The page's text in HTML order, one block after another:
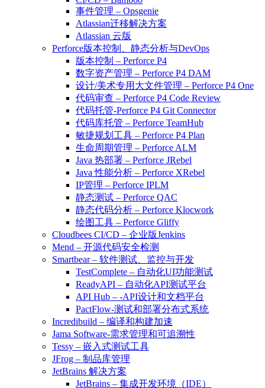
事件管理 – Opsgenie
Atlassian迁移解决方案
Atlassian 云版
Perforce版本控制、静态分析与DevOps
版本控制 – Perforce P4
数字资产管理 – Perforce P4 DAM
设计/美术专用大文件管理 – Perforce P4 One
代码审查 – Perforce P4 Code Review
代码托管-Perforce P4 Git Connector
代码库托管 – Perforce TeamHub
敏捷规划工具 – Perforce P4 Plan
生命周期管理 – Perforce ALM
Java 热部署 – Perforce JRebel
Java 性能分析 – Perforce XRebel
IP管理 – Perforce IPLM
静态测试 – Perforce QAC
静态代码分析 – Perforce Klocwork
绘图工具 – Perforce Gliffy
Cloudbees CI/CD – 企业版Jenkins
Mend – 开源代码安全检测
Smartbear – 软件测试、监控与开发
TestComplete – 自动化UI功能测试
ReadyAPI – 自动化API测试平台
API Hub – -API设计和文档平台
PactFlow-测试和部署分布式系统
Incredibuild – 编译和构建加速
Jama Software-需求管理和可追溯性
Tessy – 嵌入式测试工具
JFrog – 制品库管理
JetBrains 解决方案
JetBrains – 集成开发环境（IDE）